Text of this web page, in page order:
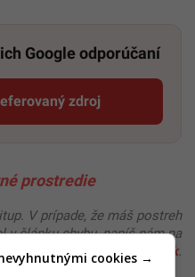
Google odporúčaní
zdroj
odkaz sa otvorí v
prostredie
V prípade, že máš postreh
v článku chybu, napíš nám na
redakcia@startitup.sk.
cookies →